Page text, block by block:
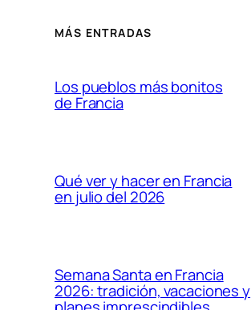
MÁS ENTRADAS
Los pueblos más bonitos
de Francia
Qué ver y hacer en Francia
en julio del 2026
Semana Santa en Francia
2026: tradición, vacaciones y